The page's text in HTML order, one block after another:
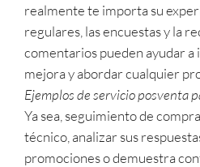
realmente te importa su
regulares, las encuestas y la
comentarios pueden ayudar a
mejora y abordar cualquier
Ejemplos de servicio posventa
Ya sea, seguimiento de
técnico, analizar sus
promociones o demuestra